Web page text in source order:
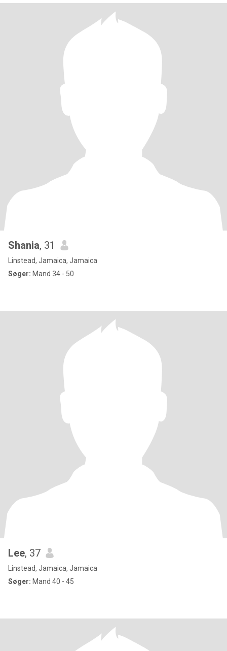
Shania, 31
Linstead, Jamaica, Jamaica
Søger: Mand 34 - 50
Lee, 37
Linstead, Jamaica, Jamaica
Søger: Mand 40 - 45